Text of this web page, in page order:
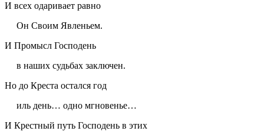
И всех одаривает равно
Он Своим Явленьем.
И Промысл Господень
в наших судьбах заключен.
Но до Креста остался год
иль день… одно мгновенье…
И Крестный путь Господень в этих